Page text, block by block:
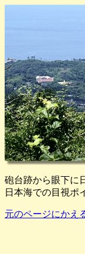
砲台跡から眼下に
日本海での目視ポ
元のページにかえ